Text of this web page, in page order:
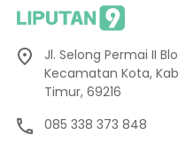
Jl. Selong Permai II
Kecamatan Kota,
Timur, 69216
085 338 373 848